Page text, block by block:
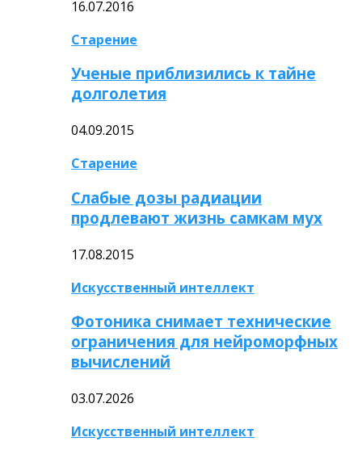
16.07.2016
Старение
Ученые приблизились к тайне
долголетия
04.09.2015
Старение
Слабые дозы радиации
продлевают жизнь самкам мух
17.08.2015
Искусственный интеллект
Фотоника снимает технические
ограничения для нейроморфных
вычислений
03.07.2026
Искусственный интеллект